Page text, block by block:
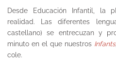
Desde Educación Infantil, la
realidad. Las diferentes
castellano) se entrecuzan y
minuto en el que nuestros Infants
cole.